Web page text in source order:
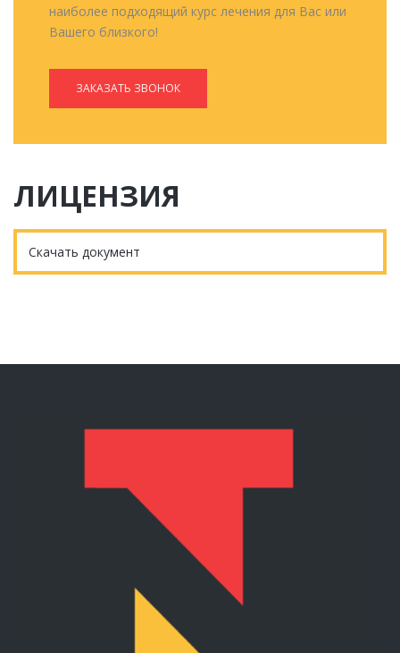
наиболее подходящий курс лечения для Вас или
Вашего близкого!
ЗАКАЗАТЬ ЗВОНОК
ЛИЦЕНЗИЯ
Скачать документ